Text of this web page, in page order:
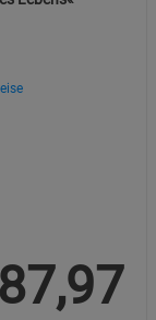
87,97